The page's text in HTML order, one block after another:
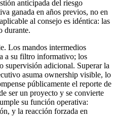
anticipada del riesgo
ganada en años previos, no en
al consejo es idéntica: las
durante.
Los mandos intermedios
a su filtro informativo; los
supervisión adicional. Superar la
asuma ownership visible, lo
públicamente el reporte de
ser un proyecto y se convierte
su función operativa:
y la reacción forzada en